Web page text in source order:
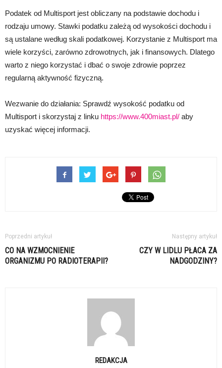
Podatek od Multisport jest obliczany na podstawie dochodu i
rodzaju umowy. Stawki podatku zależą od wysokości dochodu i
są ustalane według skali podatkowej. Korzystanie z Multisport ma
wiele korzyści, zarówno zdrowotnych, jak i finansowych. Dlatego
warto z niego korzystać i dbać o swoje zdrowie poprzez
regularną aktywność fizyczną.
Wezwanie do działania: Sprawdź wysokość podatku od
Multisport i skorzystaj z linku https://www.400miast.pl/ aby
uzyskać więcej informacji.
Poprzedni artykuł
CO NA WZMOCNIENIE
ORGANIZMU PO RADIOTERAPII?
Następny artykuł
CZY W LIDLU PŁACA ZA
NADGODZINY?
REDAKCJA